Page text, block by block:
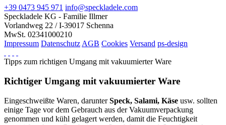
+39 0473 945 971 info@speckladele.com
Speckladele KG - Familie Illmer
Vorlandweg 22 / I-39017 Schenna
MwSt. 02341000210
Impressum Datenschutz AGB Cookies Versand ps-design
Tipps zum richtigen Umgang mit vakuumierter Ware
Richtiger Umgang mit vakuumierter Ware
Eingeschweißte Waren, darunterSpeck, Salami, Käse usw. sollten
einige Tage vor dem Gebrauch aus der Vakuumverpackung
genommen und kühl gelagert werden, damit die Feuchtigkeit